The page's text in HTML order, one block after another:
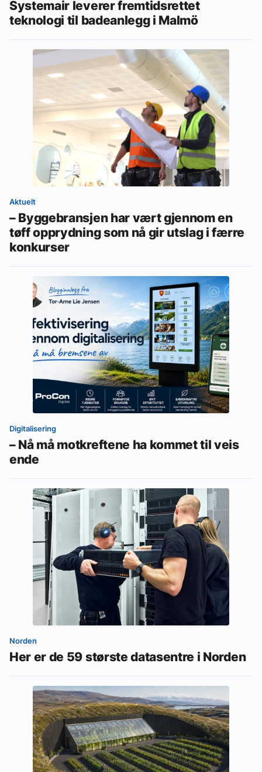
Systemair leverer fremtidsrettet
teknologi til badeanlegg i Malmö
Aktuelt
– Byggebransjen har vært gjennom en
tøff opprydning som nå gir utslag i færre
konkurser
Digitalisering
– Nå må motkreftene ha kommet til veis
ende
Norden
Her er de 59 største datasentre i Norden